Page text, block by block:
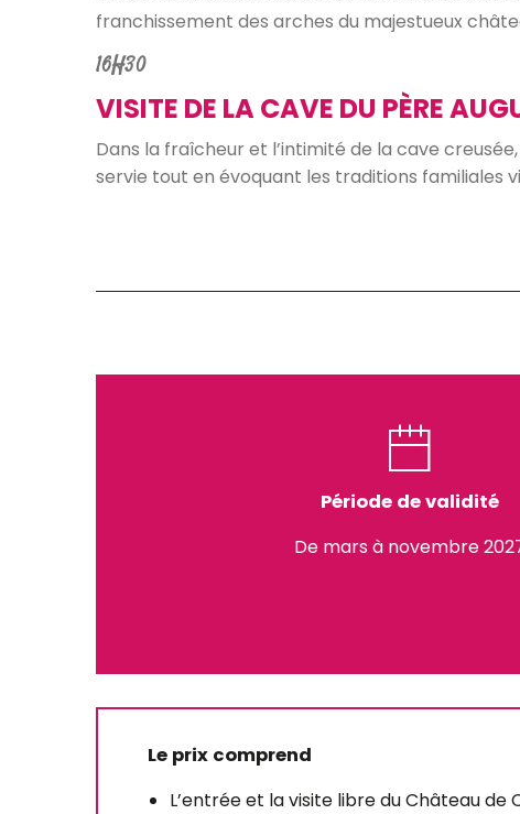
franchissement des arches du majestueux
16H30
VISITE DE LA CAVE DU PÈRE
Dans la fraîcheur et l’intimité de la cave
servie tout en évoquant les traditions familiales
Période de validité
De mars à novembre
Le prix comprend
L’entrée et la visite libre du Château de